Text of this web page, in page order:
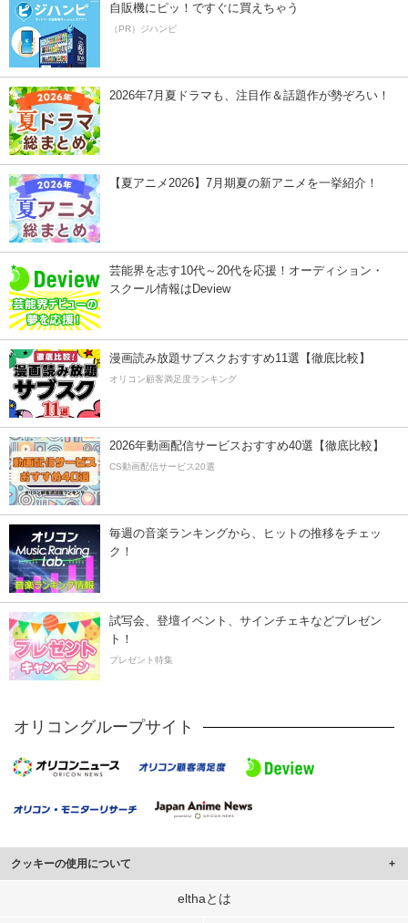
自販機にピッ！ですぐに買えちゃう
（PR）ジハンピ
2026年7月夏ドラマも、注目作＆話題作が勢ぞろい！
【夏アニメ2026】7月期夏の新アニメを一挙紹介！
芸能界を志す10代～20代を応援！オーディション・
スクール情報はDeview
漫画読み放題サブスクおすすめ11選【徹底比較】
オリコン顧客満足度ランキング
2026年動画配信サービスおすすめ40選【徹底比較】
CS動画配信サービス20選
毎週の音楽ランキングから、ヒットの推移をチェッ
ク！
試写会、登壇イベント、サインチェキなどプレゼン
ト！
プレゼント特集
オリコングループサイト
クッキーの使用について
このサイトでは Cookie を使用して、ユーザーに合わせたコンテンツや広告の
elthaとは